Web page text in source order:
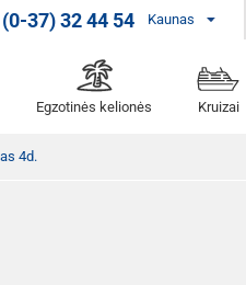
(0-37) 32 44 54 Kaunas
Egzotinės kelionės Kruizai
4d.